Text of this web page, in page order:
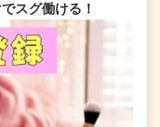
スグ働ける！